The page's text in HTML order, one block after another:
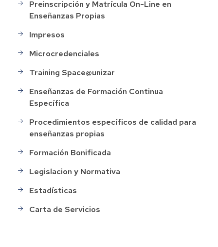
Preinscripción y Matrícula On-Line en
Enseñanzas Propias
Impresos
Microcredenciales
Training Space@unizar
Enseñanzas de Formación Continua
Específica
Procedimientos específicos de calidad para
enseñanzas propias
Formación Bonificada
Legislacion y Normativa
Estadísticas
Carta de Servicios